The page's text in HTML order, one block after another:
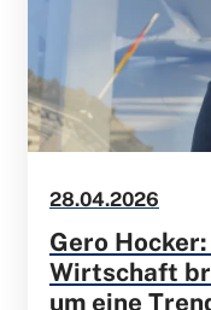
28.04.2026
Gero
Wirtschaft
um eine